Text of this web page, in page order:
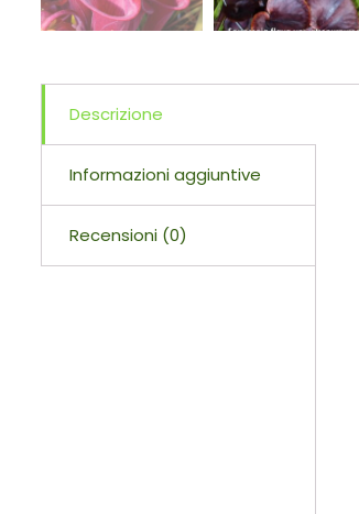
Descrizione
Informazioni aggiuntive
Recensioni (0)